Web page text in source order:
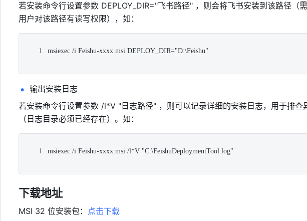
若安装命令行设置参数 DEPLOY_DIR="飞书路径" ，则会将飞书安装到该路径（
用户对该路径有读写权限），如：
msiexec /i Feishu-xxxx.msi DEPLOY_DIR="D:\Feishu"
输出安装日志
若安装命令行设置参数 /l*V "日志路径" ，则可以记录详细的安装日志，用于排查
（日志目录必须已经存在）。如：
msiexec /i Feishu-xxxx.msi /l*V "C:\FeishuDeploymentTool.log"
下载地址
MSI 32 位安装包： 点击下载